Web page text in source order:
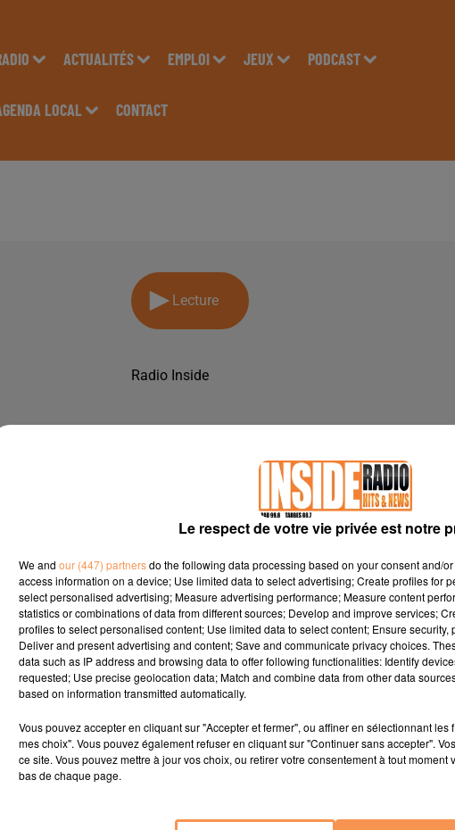
ACTUALITÉS EMPLOI JEUX PODCAST
LOCAL CONTACT
Lecture
Radio Inside
SEPTEMBRE 2018
24 SEPTEMBRE 2018
Le respect de votre vie privée est notre
We and our (447) partnersdo the following data processing based on your consent and/
access information on a device; Use limited data to select advertising; Create profiles for
select personalised advertising; Measure advertising performance; Measure content
statistics or combinations of data from different sources; Develop and improve services;
profiles to select personalised content; Use limited data to select content; Ensure
Deliver and present advertising and content; Save and communicate privacy choices.
data such as IP address and browsing data to offer following functionalities: Identify
requested; Use precise geolocation data; Match and combine data from other data
based on information transmitted automatically.
Vous pouvez accepter en cliquant sur "Accepter et fermer", ou affiner en sélectionnant
mes choix". Vous pouvez également refuser en cliquant sur "Continuer sans accepter".
ce site. Vous pouvez mettre à jour vos choix, ou retirer votre consentement à tout
bas de chaque page.